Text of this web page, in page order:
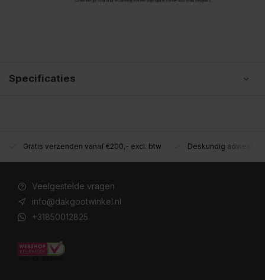
Specificaties
Gratis verzenden vanaf €200,- excl. btw Deskundig advies!
Veelgestelde vragen
info@dakgootwinkel.nl
+31850012825